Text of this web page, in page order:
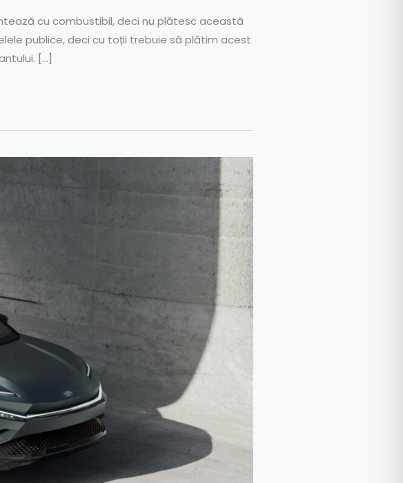
cu combustibil, deci nu plătesc această
publice, deci cu toții trebuie să plătim acest
[…]